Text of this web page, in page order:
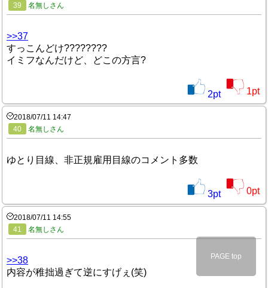
39
名無しさん
>>37
すっこんどけ????????
イミフなんだけど、どこの方言?
2pt 1pt
2018/07/11 14:47
40
名無しさん
ゆとり目線、非正規雇用目線のコメント多数
3pt 0pt
2018/07/11 14:55
41
名無しさん
>>38
内容が稚拙過ぎて逆にすげぇ(笑)
PAGE top